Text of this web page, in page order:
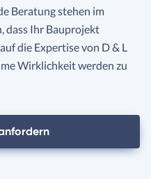
Beratung stehen im
dass Ihr Bauprojekt
die Expertise von D & L
Wirklichkeit werden zu